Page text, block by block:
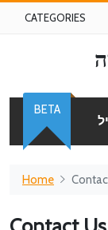
CATEGORIES
BETA
Home